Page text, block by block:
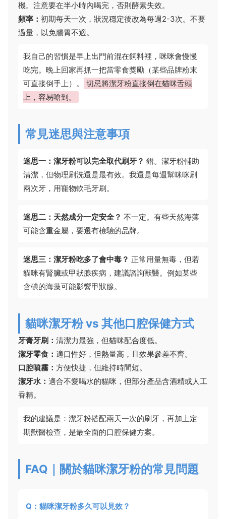
機。注意要在半小時內喝完，否則酵素失效。
頻率： 初期每天一次，狀況穩定後改為每週2-3次。不要
過量，以免腸胃不適。
我自己的習慣是早上出門前混在飼料裡，咪咪會慢慢
吃完。晚上回家再抓一把當零食獎勵（某些品牌粉末
可直接倒手上）。
切忌將潔牙粉直接倒在貓咪舌頭
上，容易嗆到。
常見迷思與注意事項
迷思一：潔牙粉可以完全取代刷牙？ 錯。潔牙粉輔助
清潔，但物理刷洗還是最有效。我還是每週幫咪咪刷
兩次牙，用寵物軟毛牙刷。
迷思二：天然成分一定安全？ 不一定。有些天然海藻
可能含重金屬，要選有檢驗的品牌。
迷思三：潔牙粉吃多了會中毒？ 正常用量無毒，但若
貓咪有腎臟或甲狀腺疾病，建議諮詢獸醫。例如某些
含碘的海藻可能影響甲狀腺。
貓咪潔牙粉 vs 其他口腔保健方式
牙膏牙刷： 清潔力最強，但貓咪配合度低。
潔牙零食： 適口性好，但熱量高，且效果參差不齊。
口腔噴霧： 方便快捷，但維持時間短。
潔牙水： 適合不愛喝水的貓咪，但部分產品含酒精或人工
香精。
我的建議是：潔牙粉搭配兩天一次的刷牙，再加上定
期獸醫檢查，是最全面的口腔保健方案。
FAQ｜關於貓咪潔牙粉的常見問題
Q：貓咪潔牙粉多久可以見效？